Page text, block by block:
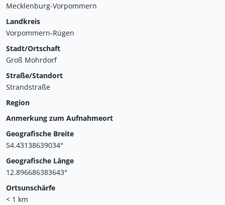
Mecklenburg-Vorpommern
Landkreis
Vorpommern-Rügen
Stadt/Ortschaft
Groß Mohrdorf
Straße/Standort
Strandstraße
Region
Anmerkung zum Aufnahmeort
Geografische Breite
54.43138639034°
Geografische Länge
12.896686383643°
Ortsunschärfe
< 1 km